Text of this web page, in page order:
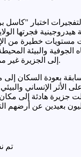
هيدروجينية فجرتها
مستويات خطيرة من
الجوفية والبيئة
إلى الجزيرة غير ممكنة بصورة آمنة.
بعودة السكان
الأثر الإنساني
جزيرة هادئة إلى
بعيدين عن أرضهم
تم